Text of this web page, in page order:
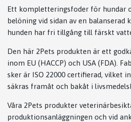
Ett kompletteringsfoder för hundar
belöning vid sidan av en balanserad
hunden har fri tillgång till färskt
Den här 2Pets produkten är ett
inom EU (HACCP) och USA (FDA).
sker är ISO 22000 certifierad, vilket
säkras framåt och bakåt i
Våra 2Pets produkter
produktionsanläggningen och vid